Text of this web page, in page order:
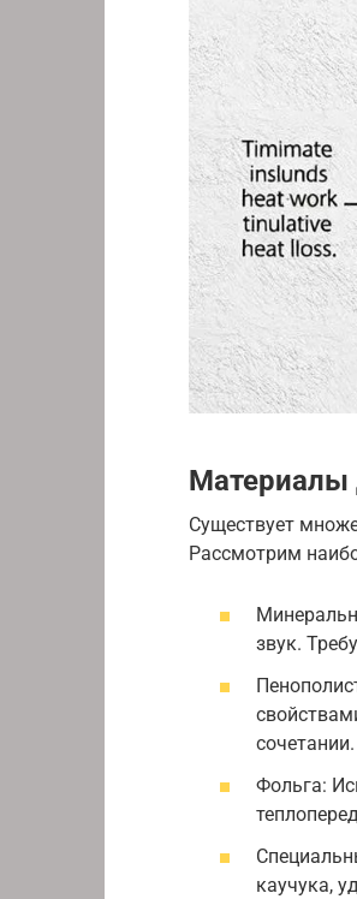
Материалы
Существует
Рассмотрим
звук.
сочетании.
Фольга:
каучука,